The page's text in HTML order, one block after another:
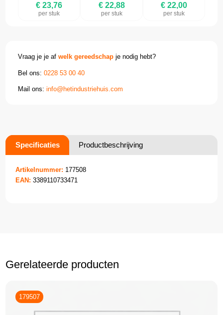
€ 23,76
per stuk
€ 22,88
per stuk
€ 22,00
per stuk
Vraag je je afwelk gereedschap je nodig hebt?
Bel ons:0228 53 00 40
Mail ons:info@hetindustriehuis.com
Specificaties Productbeschrijving
Artikelnummer: 177508
EAN: 3389110733471
Gerelateerde producten
179507